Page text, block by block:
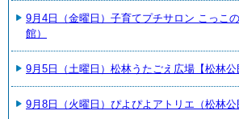
9月4日（金曜日）子育てプチサロン こっこ
館）
9月5日（土曜日）松林うたごえ広場【松林公
9月8日（火曜日）ぴよぴよアトリエ（松林公